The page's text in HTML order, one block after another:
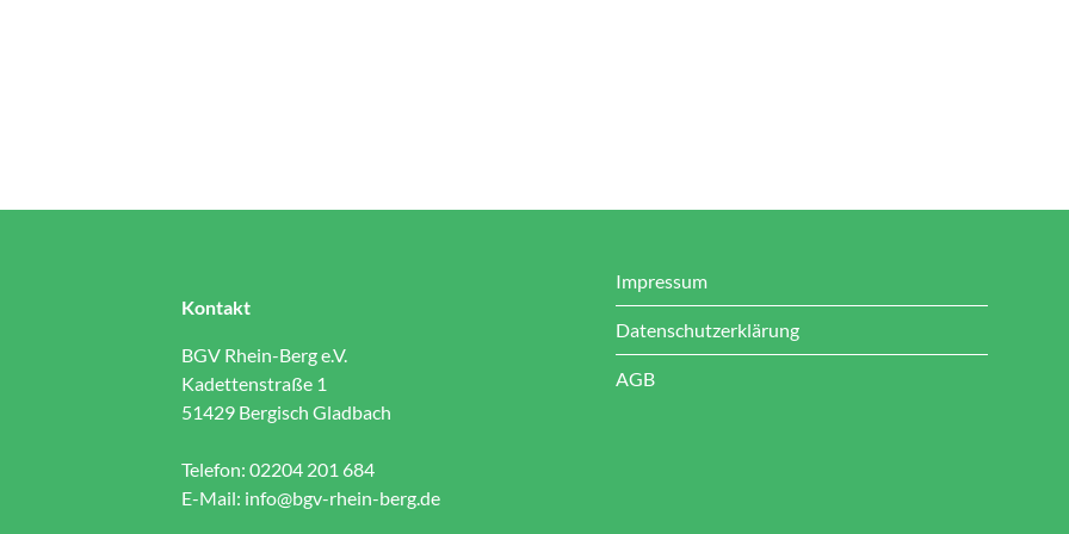
Kontakt
BGV Rhein-Berg e.V.
Kadettenstraße 1
51429 Bergisch Gladbach
Telefon: 02204 201 684
E-Mail: info@bgv-rhein-berg.de
Impressum
Datenschutzerklärung
AGB